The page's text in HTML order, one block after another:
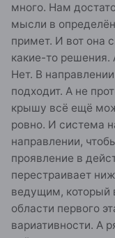
много. Нам
мысли в
примет. И вот она
какие-то решения.
Нет. В
подходит. А не
крышу всё ещё
ровно. И система
направлении,
проявление в
перестраивает
ведущим, который
области первого
вариативности. А